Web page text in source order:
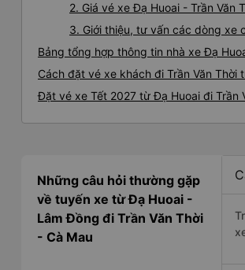
2. Giá vé xe Đạ Huoai - Trần Văn
3. Giới thiệu, tư vấn các dòng xe
Bảng tổng hợp thông tin nhà xe Đạ
Cách đặt vé xe khách đi Trần Văn Thời
Đặt vé xe Tết 2027 từ Đạ Huoai đi Trần
Những câu hỏi thường gặp
về tuyến xe từ Đạ Huoai -
Lâm Đồng đi Trần Văn Thời
- Cà Mau